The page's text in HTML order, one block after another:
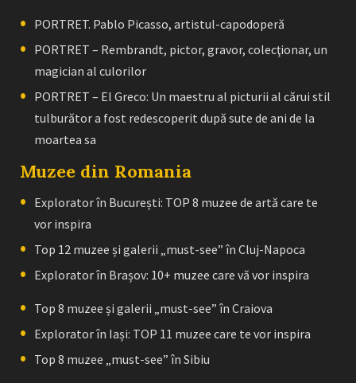
PORTRET. Pablo Picasso, artistul-capodoperă
PORTRET – Rembrandt, pictor, gravor, colecţionar, un
magician al culorilor
PORTRET – El Greco: Un maestru al picturii al cărui stil
tulburător a fost redescoperit după sute de ani de la
moartea sa
Muzee din Romania
Explorator în București: TOP 8 muzee de artă care te
vor inspira
Top 12 muzee și galerii „must-see” în Cluj-Napoca
Explorator în Brașov: 10+ muzee care vă vor inspira
Top 8 muzee și galerii „must-see” în Craiova
Explorator în Iași: TOP 11 muzee care te vor inspira
Top 8 muzee „must-see” în Sibiu